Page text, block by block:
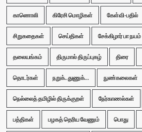
காணொலி கிரேசி மொழிகள் கேள்வி-பதில்
சிறுகதைகள் செய்திகள் சேக்கிழார் பா நயம்
தலையங்கம் திருமால் திருப்புகழ் திரை
தொடர்கள் நறுக்..துணுக்... நுண்கலைகள்
நெல்லைத் தமிழில் திருக்குறள் நேர்காணல்கள்
பத்திகள் பழகத் தெரிய வேணும் பொது